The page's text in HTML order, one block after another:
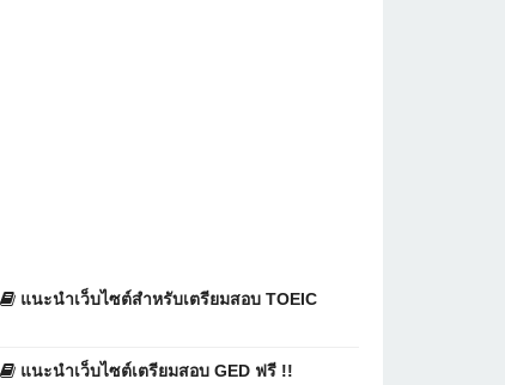
แนะนำเว็บไซต์สำหรับเตรียมสอบ TOEIC
แนะนำเว็บไซต์เตรียมสอบ GED ฟรี !!